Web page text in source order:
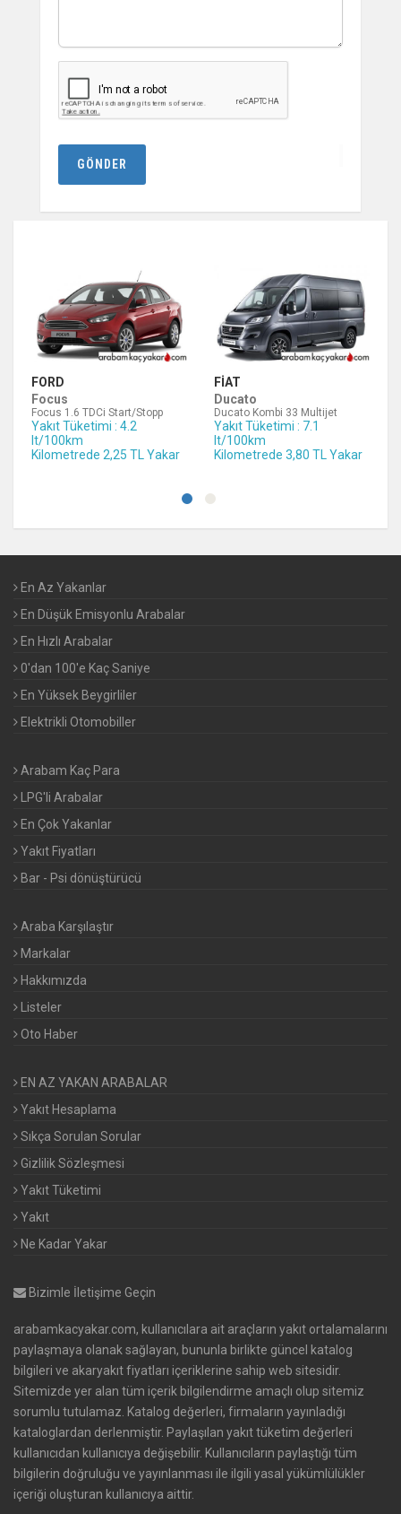
GÖNDER
FORD
Focus
Focus 1.6 TDCi Start/Stopp
Yakıt Tüketimi : 4.2
lt/100km
Kilometrede 2,25 TL Yakar
FIAT
Ducato
Ducato Kombi 33 Multijet
Yakıt Tüketimi : 7.1
lt/100km
Kilometrede 3,80 TL Yakar
En Az Yakanlar
En Düşük Emisyonlu Arabalar
En Hızlı Arabalar
0'dan 100'e Kaç Saniye
En Yüksek Beygirliler
Elektrikli Otomobiller
Arabam Kaç Para
LPG'li Arabalar
En Çok Yakanlar
Yakıt Fiyatları
Bar - Psi dönüştürücü
Araba Karşılaştır
Markalar
Hakkımızda
Listeler
Oto Haber
EN AZ YAKAN ARABALAR
Yakıt Hesaplama
Sıkça Sorulan Sorular
Gizlilik Sözleşmesi
Yakıt Tüketimi
Yakıt
Ne Kadar Yakar
Bizimle İletişime Geçin
arabamkacyakar.com, kullanıcılara ait araçların yakıt ortalamalarını
paylaşmaya olanak sağlayan, bununla birlikte güncel katalog
bilgileri ve akaryakıt fiyatları içeriklerine sahip web sitesidir.
Sitemizde yer alan tüm içerik bilgilendirme amaçlı olup sitemiz
sorumlu tutulamaz. Katalog değerleri, firmaların yayınladığı
kataloglardan derlenmiştir. Paylaşılan yakıt tüketim değerleri
kullanıcıdan kullanıcıya değişebilir. Kullanıcıların paylaştığı tüm
bilgilerin doğruluğu ve yayınlanması ile ilgili yasal yükümlülükler
içeriği oluşturan kullanıcıya aittir.